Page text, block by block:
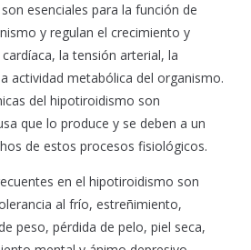
esenciales para la función de
y regulan el crecimiento y
la tensión arterial, la
actividad metabólica del organismo.
del hipotiroidismo son
que lo produce y se deben a un
de estos procesos fisiológicos.
en el hipotiroidismo son
al frío, estreñimiento,
peso, pérdida de pelo, piel seca,